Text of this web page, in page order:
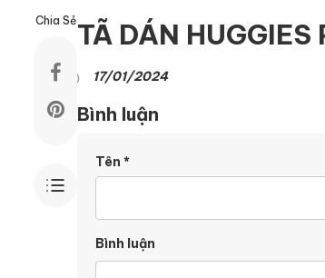
Chia SẻTÃ DÁN
17/01/2024
Bình luận
Tên *
Bình luận